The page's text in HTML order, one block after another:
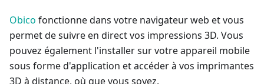
Obico fonctionne dans votre navigateur web et vous
permet de suivre en direct vos impressions 3D. Vous
pouvez également l'installer sur votre appareil mobile
sous forme d'application et accéder à vos imprimantes
3D à distance, où que vous soyez.